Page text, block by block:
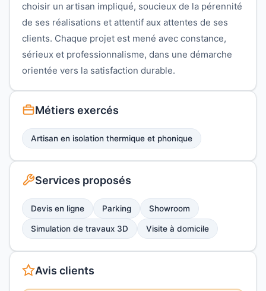
choisir un artisan impliqué, soucieux de la pérennité
de ses réalisations et attentif aux attentes de ses
clients. Chaque projet est mené avec constance,
sérieux et professionnalisme, dans une démarche
orientée vers la satisfaction durable.
Métiers exercés
Artisan en isolation thermique et phonique
Services proposés
Devis en ligne Parking Showroom
Simulation de travaux 3D Visite à domicile
Avis clients